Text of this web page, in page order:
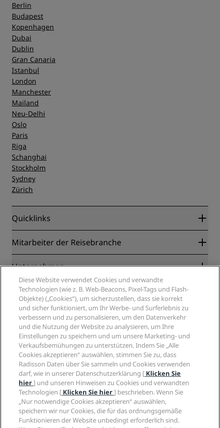
Berlin
Budapest
Kopenhagen
Dubai
Dublin
Gran Canaria
Istanbul
London
Manchester
Mailand
Neu-Delhi
Oslo
Paris
Riga
Schanghai
Stockholm
Sydney
Zürich
Quicklinks
Radisson Rewards
Blog
Neue und aufstrebende Hotels
Radisson Hotels APP
„Sports Approved“-Hotels
Familienfreundliche Hotels
Gesundheit & Sicherheit
Mitarbeiter der Reisebranche
Partner
Reisebüros
Unternehmen
Radisson Hotel Group
Medien
Karriere RHG
Karriere PPHE
Karrieren EHL
The Club by RHG
Entwicklungsmöglichkeiten
Responsible Business – Unser Engagement
Einkauf
Rechtliches
Privacy Centre
Rechtliche Hinweise
Radisson Rewards Geschäftsbedingungen
Website-Nutzungsvereinbarung
Digitale Barrierefreiheit
Moderne Sklaverei – Erklärung
Hilfe
Verbrauchermeldungen
Kontakt
FAQ
Inhaltsübersicht
Soziale Medien
Marken von Radisson Hotels
Diese Website verwendet Cookies und verwandte
Technologien (wie z. B. Web-Beacons, Pixel-Tags und Flash-
Objekte) („Cookies“), um sicherzustellen, dass sie korrekt
und sicher funktioniert, um Ihr Werbe- und Surferlebnis zu
verbessern und zu personalisieren, um den Datenverkehr
und die Nutzung der Website zu analysieren, um Ihre
Einstellungen zu speichern und um unsere Marketing- und
Verkaufsbemühungen zu unterstützen. Indem Sie „Alle
Cookies akzeptieren“ auswählen, stimmen Sie zu, dass
Radisson Daten über Sie sammeln und Cookies verwenden
darf, wie in unserer Datenschutzerklärung [ Klicken Sie
hier] und unseren Hinweisen zu Cookies und verwandten
Technologien [ Klicken Sie hier] beschrieben. Wenn Sie
„Nur notwendige Cookies akzeptieren“ auswählen,
speichern wir nur Cookies, die für das ordnungsgemäße
Funktionieren der Website unbedingt erforderlich sind.